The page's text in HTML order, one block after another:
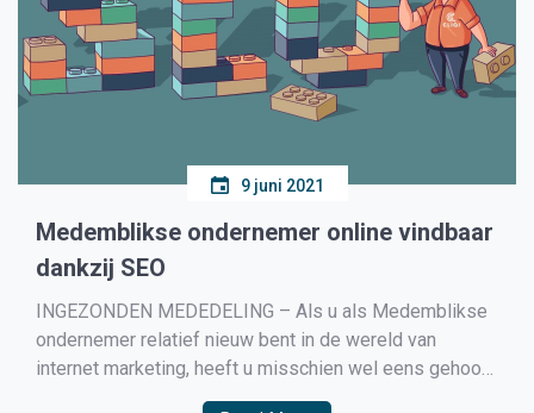
9 juni 2021
Medemblikse ondernemer online vindbaar
dankzij SEO
INGEZONDEN MEDEDELING – Als u als Medemblikse
ondernemer relatief nieuw bent in de wereld van
internet marketing, heeft u misschien wel eens gehoord
dat de term ‘SEO-inhoud’ wordt gebruikt door marketing